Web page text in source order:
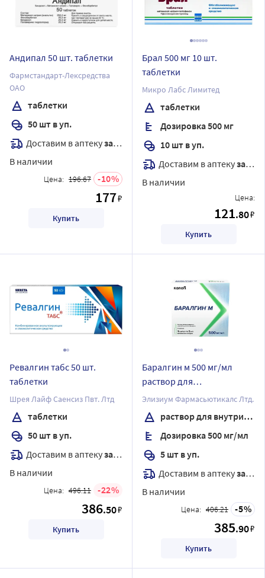
Андипал 50 шт. таблетки
Фармстандарт-Лексредства
ОАО
таблетки
50 шт в уп.
Доставим в аптекузавтра
В наличии
Цена: 196.67 10
177₽
Купить
Брал 500 мг 10 шт.
таблетки
Микро Лабс Лимитед
таблетки
Дозировка 500 мг
10 шт в уп.
Доставим в аптекузавтра
В наличии
Цена:
121.80₽
Купить
Ревалгин табс 50 шт.
таблетки
Шрея Лайф Саенсиз Пвт. Лтд
таблетки
50 шт в уп.
Доставим в аптекузавтра
В наличии
Цена: 496.11 22
386.50₽
Купить
Баралгин м 500 мг/мл
раствор для
внутривенного и
внутримышечного
введения 5 мл ампулы 5
шт.
Элизиум Фармасьютикалс Лтд.
раствор для внутривенного и внутримышечного введения
Дозировка 500 мг/мл
5 шт в уп.
Доставим в аптекузавтра
В наличии
Цена: 406.21 5
385.90₽
Купить